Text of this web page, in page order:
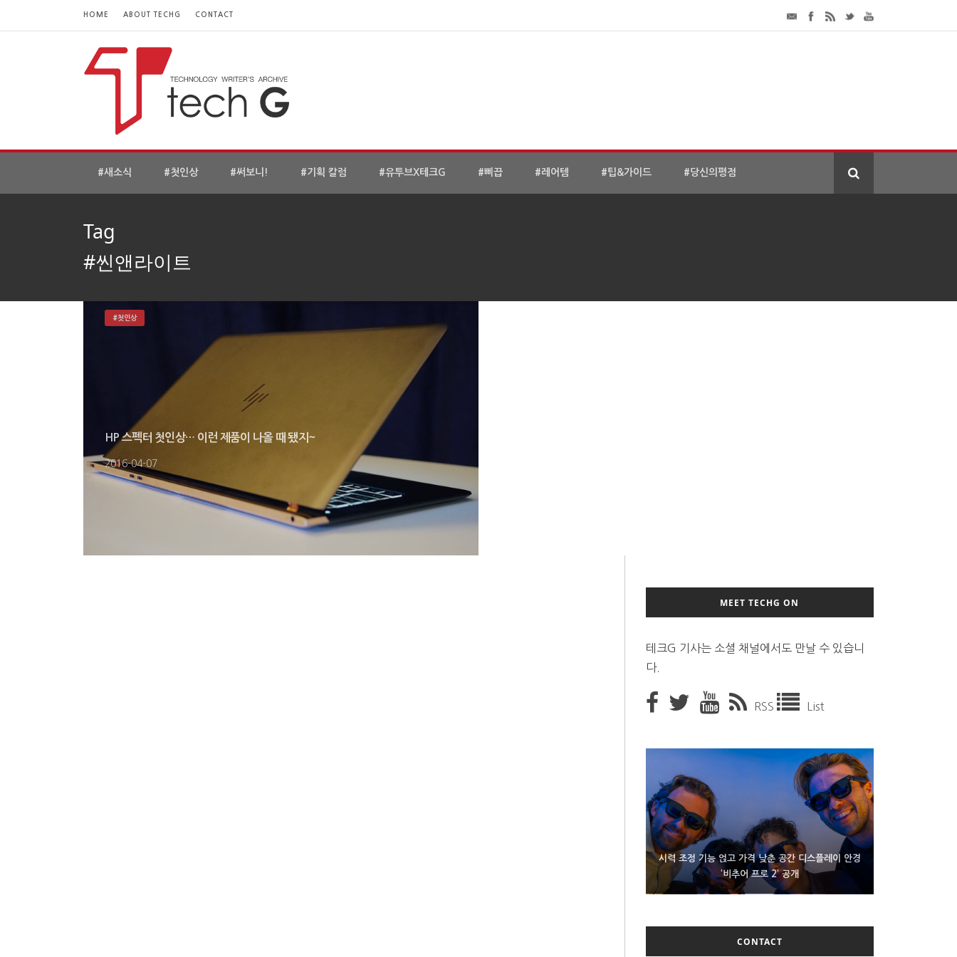
HOME ABOUT TECHG CONTACT
#새소식 #첫인상 #써보니! #기획 칼럼 #유투브X테크G #삐끕 #레어템 #팁&가이드 #당신의평점
Tag
#씬앤라이트
HP 스펙터 첫인상… 이런 제품이 나올 때 됐지~
2016-04-07
#첫인상
MEET TECHG ON
테크G 기사는 소셜 채널에서도 만날 수 있습니
다.
RSS List
시력 조정 기능 얹고 가격 낮춘 공간 디스플레이 안경
‘비추어 프로 2’ 공개
D램 부족에 10억달러어치 아이폰18 프로세서 패키징
대기 중
300~400달러 반지형 스피커 준비하는 오픈AI
CONTACT